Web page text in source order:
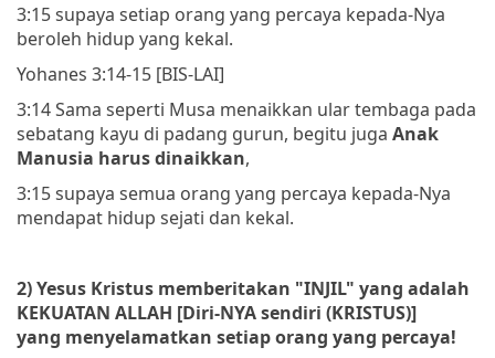
3:15 supaya setiap orang yang percaya kepada-Nya
beroleh hidup yang kekal.
Yohanes 3:14-15 [BIS-LAI]
3:14 Sama seperti Musa menaikkan ular tembaga pada
sebatang kayu di padang gurun, begitu juga Anak
Manusia harus dinaikkan,
3:15 supaya semua orang yang percaya kepada-Nya
mendapat hidup sejati dan kekal.
2) Yesus Kristus memberitakan "INJIL" yang adalah
KEKUATAN ALLAH [Diri-NYA sendiri (KRISTUS)]
yang menyelamatkan setiap orang yang percaya!